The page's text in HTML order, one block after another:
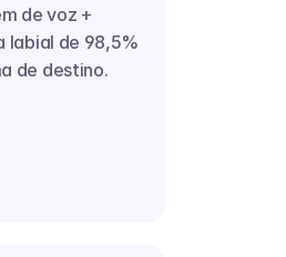
de voz +
labial de 98,5%
de destino.